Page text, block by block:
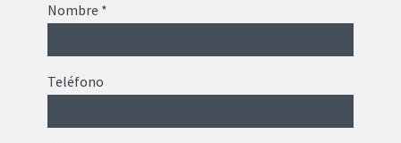
Nombre *
Teléfono